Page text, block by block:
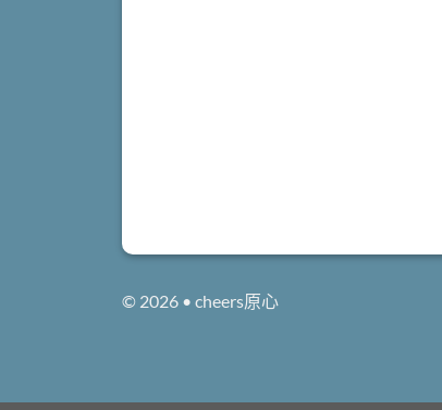
© 2026 • cheers原心